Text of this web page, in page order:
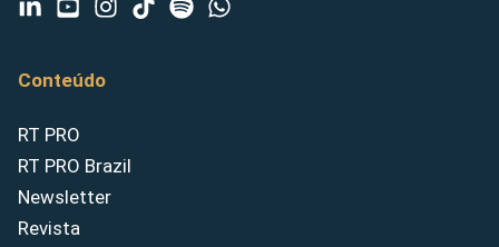
Conteúdo
RT PRO
RT PRO Brazil
Newsletter
Revista